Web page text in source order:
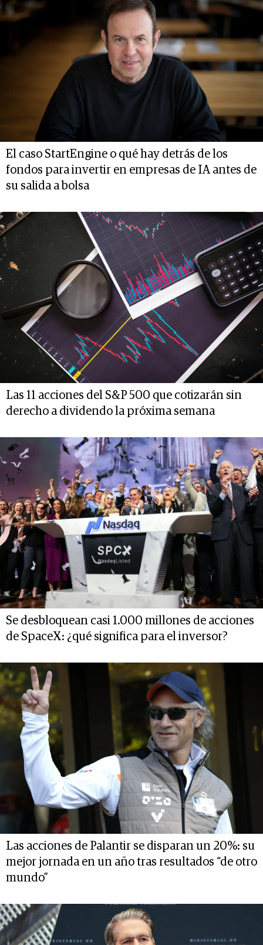
El caso StartEngine o qué hay detrás de los
fondos para invertir en empresas de IA antes de
su salida a bolsa
Las 11 acciones del S&P 500 que cotizarán sin
derecho a dividendo la próxima semana
Se desbloquean casi 1.000 millones de acciones
de SpaceX: ¿qué significa para el inversor?
Las acciones de Palantir se disparan un 20%: su
mejor jornada en un año tras resultados “de otro
mundo”